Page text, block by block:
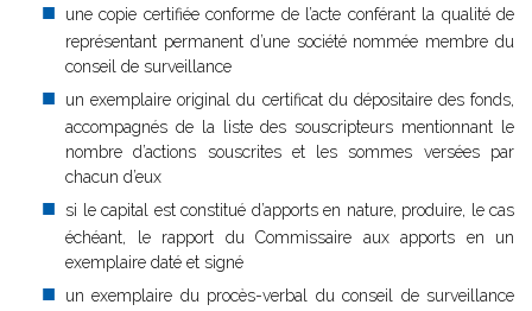
une copie certifiée conforme de l’acte conférant la qualité de
représentant permanent d’une société nommée membre du
conseil de surveillance
un exemplaire original du certificat du dépositaire des fonds,
accompagnés de la liste des souscripteurs mentionnant le
nombre d’actions souscrites et les sommes versées par
chacun d’eux
si le capital est constitué d’apports en nature, produire, le cas
échéant, le rapport du Commissaire aux apports en un
exemplaire daté et signé
un exemplaire du procès-verbal du conseil de surveillance